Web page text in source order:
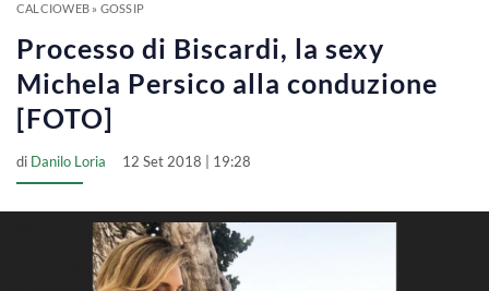
CALCIOWEB» GOSSIP
Processo di Biscardi, la sexy
Michela Persico alla conduzione
[FOTO]
di Danilo Loria 12 Set 2018 | 19:28